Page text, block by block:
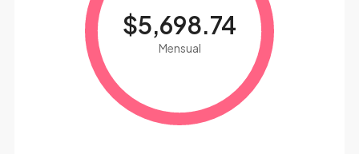
$5,698.74
Mensual